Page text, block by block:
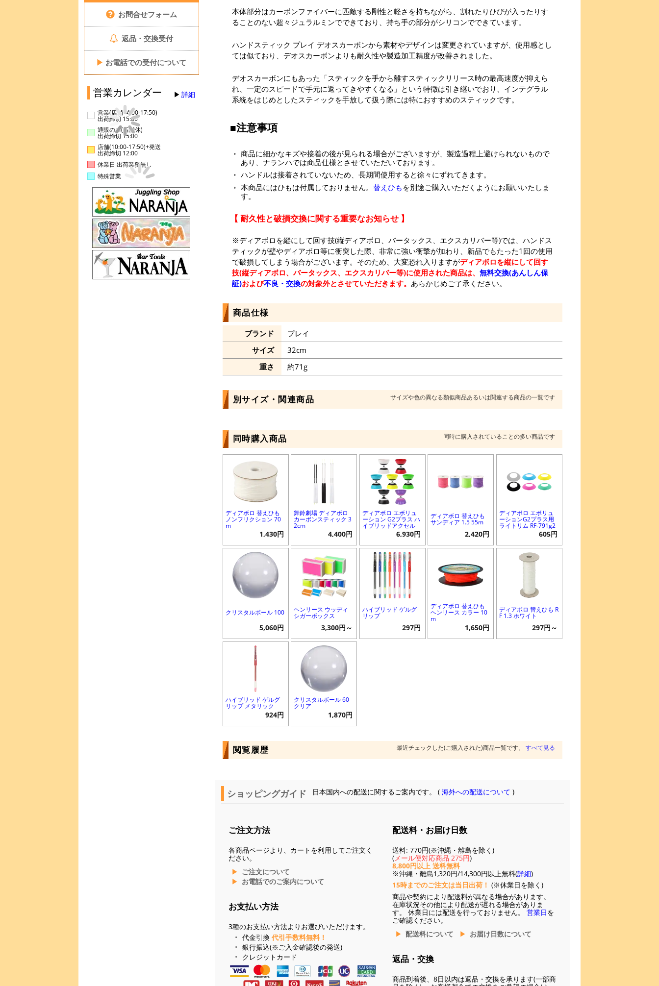
お問合せフォーム
返品・交換受付
▶ お電話での受付について
営業カレンダー 詳細
営業(店舗14:00-17:50)
出荷締切 15:00
通販のみ(店舗休)
出荷締切 15:00
店舗(10:00-17:50)+発送
出荷締切 12:00
休業日 出荷業務無し
特殊営業
本体部分はカーボンファイバーに匹敵する剛性と軽さを持ちながら、割れたりひびが入ったりす
ることのない超々ジュラルミンでできており、持ち手の部分がシリコンでできています。
ハンドスティック プレイ デオスカーボンから素材やデザインは変更されていますが、使用感とし
ては似ており、デオスカーボンよりも耐久性や製造加工精度が改善されました。
デオスカーボンにもあった「スティックを手から離すスティックリリース時の最高速度が抑えら
れ、一定のスピードで手元に返ってきやすくなる」という特徴は引き継いでおり、インテグラル
系統をはじめとしたスティックを手放して扱う際には特におすすめのスティックです。
■注意事項
商品に細かなキズや接着の後が見られる場合がございますが、製造過程上避けられないもので
あり、ナランハでは商品仕様とさせていただいております。
ハンドルは接着されていないため、長期間使用すると徐々にずれてきます。
本商品にはひもは付属しておりません。 替えひも を別途ご購入いただくようにお願いいたしま
す。
【 耐久性と破損交換に関する重要なお知らせ 】
※ディアボロを縦にして回す技(縦ディアボロ、バータックス、エクスカリバー等)では、ハンドス
ティックが壁やディアボロ等に衝突した際、非常に強い衝撃が加わり、新品でもたった1回の使用
で破損してしまう場合がございます。そのため、大変恐れ入りますがディアボロを縦にして回す
技(縦ディアボロ、バータックス、エクスカリバー等)に使用された商品は、 無料交換(あんしん保
証)および不良・交換の対象外とさせていただきます。 あらかじめご了承ください。
商品仕様
ブランド
プレイ
サイズ
32cm
重さ
約71g
別サイズ・関連商品 サイズや色の異なる類似商品あるいは関連する商品の一覧です
同時購入商品 同時に購入されていることの多い商品です
ディアボロ 替えひも
ノンフリクション 70
m
1,430円
舞鈴劇場 ディアボロ
カーボンスティック 3
2cm
4,400円
ディアボロ エボリュ
ーション G2プラス ハ
イブリッドアクセル
6,930円
ディアボロ 替えひも
サンディア 1.5 55m
2,420円
ディアボロ エボリュ
ーションG2プラス用
ライトリム RF-791g2
605円
クリスタルボール 100
5,060円
ヘンリース ウッディ
シガーボックス
3,300円～
ハイブリッド ゲルグ
リップ
297円
ディアボロ 替えひも
ヘンリース カラー 10
m
1,650円
ディアボロ 替えひも R
F 1.3 ホワイト
297円～
ハイブリッド ゲルグ
リップ メタリック
924円
クリスタルボール 60
クリア
1,870円
閲覧履歴 最近チェックした(ご購入された)商品一覧です。 すべて見る
ショッピングガイド 日本国内への配送に関するご案内です。 (海外への配送について )
ご注文方法
各商品ページより、カートを利用してご注文く
ださい。
ご注文について
お電話でのご案内について
お支払い方法
3種のお支払い方法よりお選びいただけます。
代金引換 代引手数料無料！
銀行振込(※ご入金確認後の発送)
クレジットカード
配送料・お届け日数
送料: 770円(※沖縄・離島を除く)
(メール便対応商品 275円)
8,800円以上 送料無料
※沖縄・離島1,320円/14,300円以上無料(詳細)
15時までのご注文は当日出荷！ (※休業日を除く)
商品や契約により配送料が異なる場合があります。
在庫状況その他により配送が遅れる場合がありま
す。 休業日には配送を行っておりません。 営業日を
ご確認ください。
配送料について
お届け日数について
返品・交換
商品到着後、8日以内は返品・交換を承ります(一部商